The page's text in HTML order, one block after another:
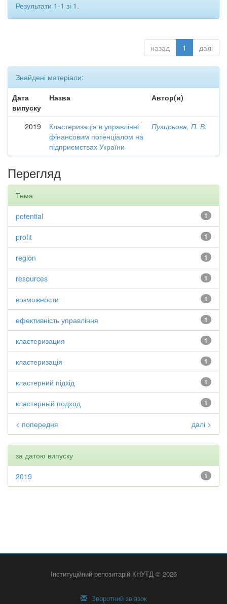
Результати 1-1 зі 1.
назад 1 далі
Знайдені матеріали:
Дата
випуску
Назва Автор(и)
2019
Кластеризація в управлінні
фінансовим потенціалом на
підприємствах України
Пузирьова, П. В.
Перегляд
Тема
1
potential
1
profit
1
region
1
resources
1
возможности
1
ефективність управління
1
кластеризация
1
кластеризація
1
кластерний підхід
1
кластерный подход
< попередня далі >
за датою випуску
1
2019
Інституційний репозитарій КНУТД © 2026
Зворотний зв’язок